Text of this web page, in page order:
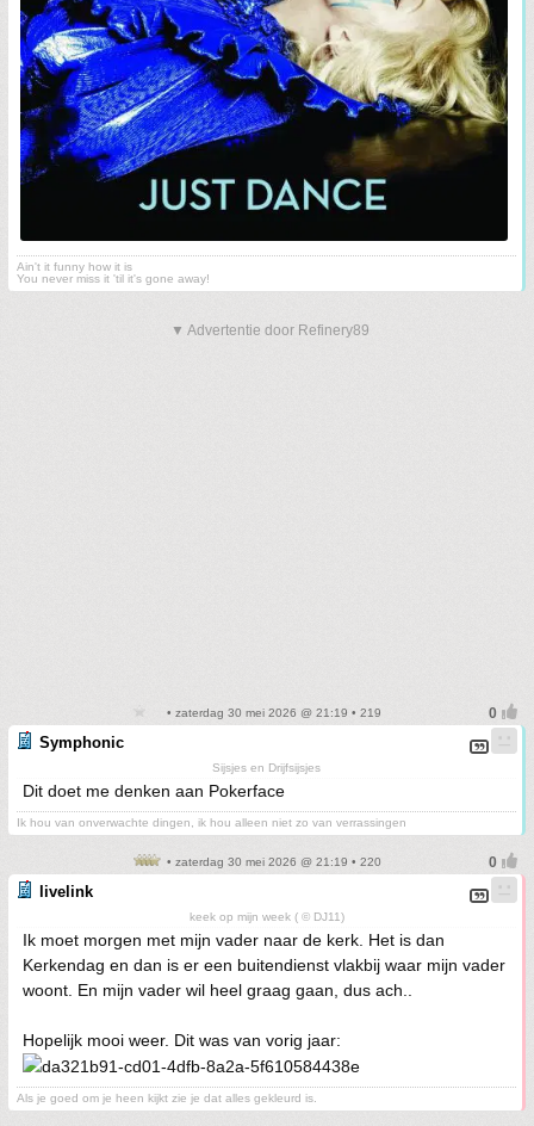
Ain't it funny how it is
You never miss it 'til it's gone away!
▼ Advertentie door Refinery89
• zaterdag 30 mei 2026 @ 21:19 • 219
Symphonic
Sijsjes en Drijfsijsjes
Dit doet me denken aan Pokerface
Ik hou van onverwachte dingen, ik hou alleen niet zo van verrassingen
• zaterdag 30 mei 2026 @ 21:19 • 220
livelink
keek op mijn week ( © DJ11)
Ik moet morgen met mijn vader naar de kerk. Het is dan
Kerkendag en dan is er een buitendienst vlakbij waar mijn vader
woont. En mijn vader wil heel graag gaan, dus ach..
Hopelijk mooi weer. Dit was van vorig jaar:
Als je goed om je heen kijkt zie je dat alles gekleurd is.